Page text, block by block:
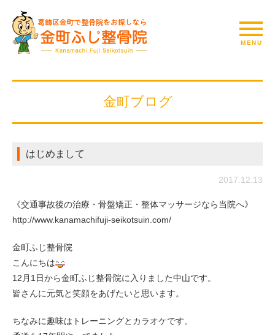
金町ブログ
はじめまして
2017.12.13
《交通事故後の治療・骨盤矯正・整体マッサージなら当院へ》
http://www.kanamachifuji-seikotsuin.com/
金町ふじ整骨院
こんにちは
12月1日から金町ふじ整骨院に入りました中山です。
皆さんに元気と笑顔をあげたいと思います。
ちなみに趣味はトレーニングとカラオケです。